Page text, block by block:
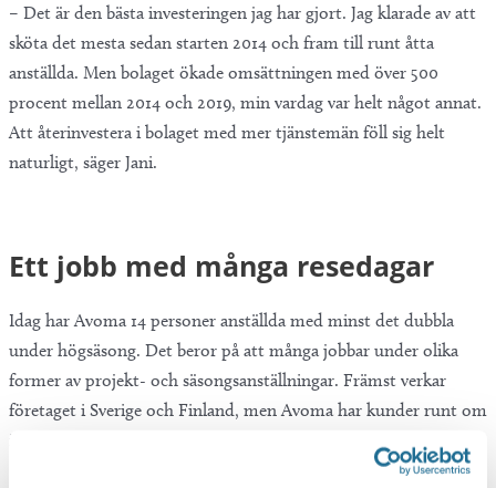
– Det är den bästa investeringen jag har gjort. Jag klarade av att
sköta det mesta sedan starten 2014 och fram till runt åtta
anställda. Men bolaget ökade omsättningen med över 500
procent mellan 2014 och 2019, min vardag var helt något annat.
Att återinvestera i bolaget med mer tjänstemän föll sig helt
naturligt, säger Jani.
Ett jobb med många resedagar
Idag har Avoma 14 personer anställda med minst det dubbla
under högsäsong. Det beror på att många jobbar under olika
former av projekt- och säsongsanställningar. Främst verkar
företaget i Sverige och Finland, men Avoma har kunder runt om
i Europa.